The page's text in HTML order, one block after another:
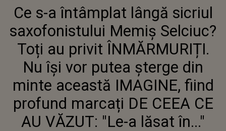
SICRIUL SAXOFONISTULUI MEMIȘ
SELCIUC? TOȚI AU PRIVIT
ÎNMĂRMURIȚI. NU ÎȘI VOR PUTEA
ȘTERGE DIN MINTE ACEASTĂ
IMAGINE, FIIND PROFUND
MARCAȚI DE CEEA CE AU VĂZUT:
"LE-A LĂSAT ÎN..."
Ce s-a întâmplat lângă sicriul
saxofonistului Memiș Selciuc?
Toți au privit ÎNMĂRMURIȚI.
Nu își vor putea șterge din
minte această IMAGINE, fiind
profund marcați DE CEEA CE
AU VĂZUT: "Le-a lăsat în..."